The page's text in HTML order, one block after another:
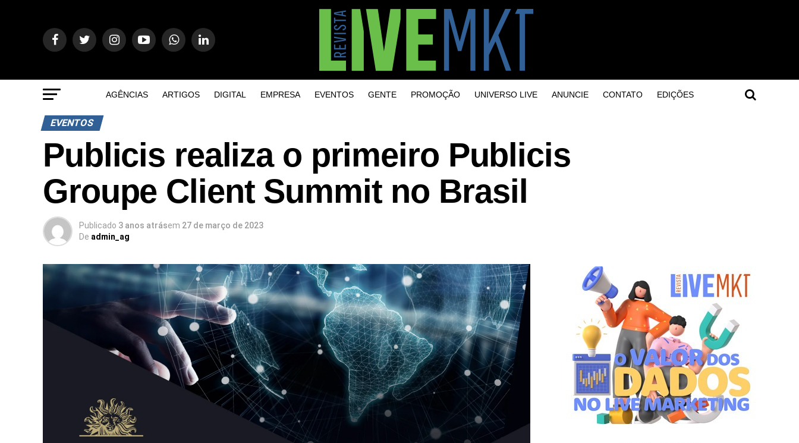
AGÊNCIAS ARTIGOS DIGITAL EMPRESA EVENTOS GENTE PROMOÇÃO UNIVERSO LIVE ANUNCIE CONTATO EDIÇÕES
EVENTOS
Publicis realiza o primeiro Publicis
Groupe Client Summit no Brasil
Publicado 3 anos atrásem 27 de março de 2023
De admin_ag